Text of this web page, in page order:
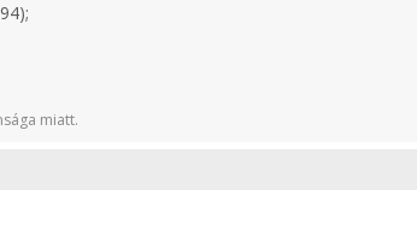
miatt.